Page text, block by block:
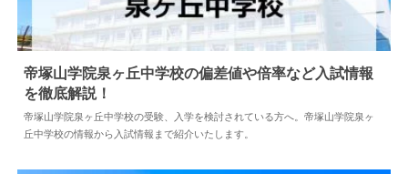
中学情報 2024.05.10
帝塚山学院泉ヶ丘中学校の偏差値や倍率など入試情報
を徹底解説！
帝塚山学院泉ヶ丘中学校の受験、入学を検討されている方へ。帝塚山学院泉ヶ
丘中学校の情報から入試情報まで紹介いたします。